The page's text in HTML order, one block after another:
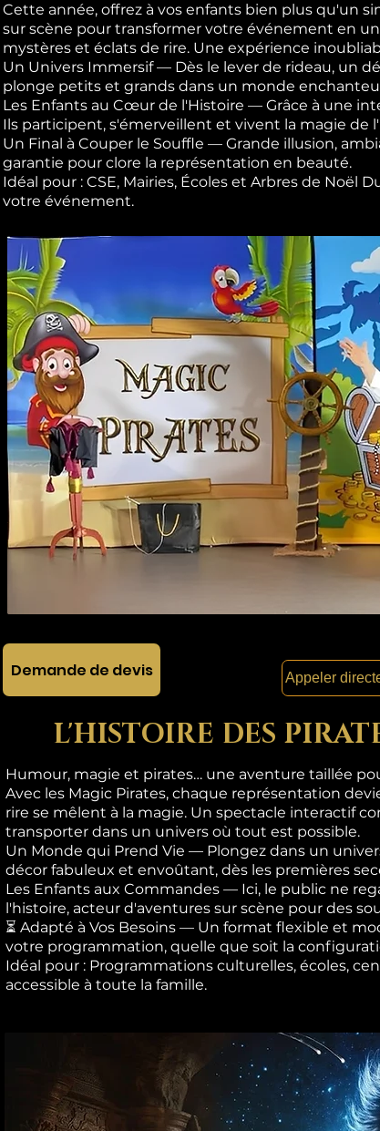
Cette année, offrez à vos enfants bien plus qu'un
sur scène pour transformer votre événement en
mystères et éclats de rire. Une expérience
Un Univers Immersif — Dès le lever de rideau, un
plonge petits et grands dans un monde
Les Enfants au Cœur de l'Histoire — Grâce à une
Ils participent, s'émerveillent et vivent la magie de
Un Final à Couper le Souffle — Grande illusion,
garantie pour clore la représentation en beauté.
Idéal pour : CSE, Mairies, Écoles et Arbres de
votre événement.
Demande de devis Appeler
L'HISTOIRE DES
Humour, magie et pirates… une aventure taillée
Avec les Magic Pirates, chaque représentation
rire se mêlent à la magie. Un spectacle interactif
transporter dans un univers où tout est possible.
Un Monde qui Prend Vie — Plongez dans un
décor fabuleux et envoûtant, dès les premières
Les Enfants aux Commandes — Ici, le public ne
l'histoire, acteur d'aventures sur scène pour des
⏳ Adapté à Vos Besoins — Un format flexible et
votre programmation, quelle que soit la
Idéal pour : Programmations culturelles, écoles,
accessible à toute la famille.